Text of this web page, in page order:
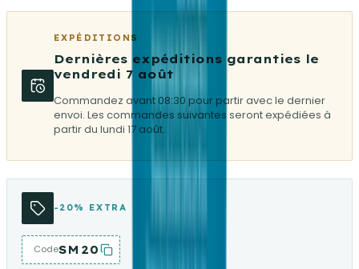
EXPÉDITIONS
Dernières expéditions garanties le
vendredi 7 août
Commandez avant 08:30 pour partir avec le dernier
envoi. Les commandes suivantes seront expédiées à
partir du lundi 17 août.
-20% EXTRA
CodeSM20